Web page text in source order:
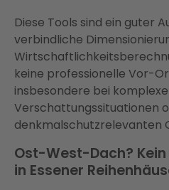
Diese Tools sind ein guter
verbindliche
keine professionelle Vor-
insbesondere bei
Verschattungssituationen
denkmalschutzrelevanten
Ost-West-Dach?
in Essener